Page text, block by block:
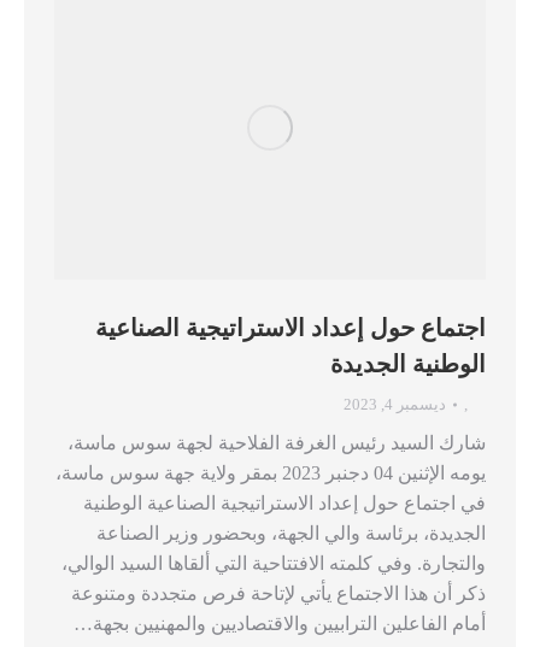
اجتماع حول إعداد الاستراتيجية الصناعية
الوطنية الجديدة
, ديسمبر 4, 2023
شارك السيد رئيس الغرفة الفلاحية لجهة سوس ماسة،
يومه الإثنين 04 دجنبر 2023 بمقر ولاية جهة سوس ماسة،
في اجتماع حول إعداد الاستراتيجية الصناعية الوطنية
الجديدة، برئاسة والي الجهة، وبحضور وزير الصناعة
والتجارة. وفي كلمته الافتتاحية التي ألقاها السيد الوالي،
ذكر أن هذا الاجتماع يأتي لإتاحة فرص متجددة ومتنوعة
أمام الفاعلين الترابيين والاقتصاديين والمهنيين بجهة…